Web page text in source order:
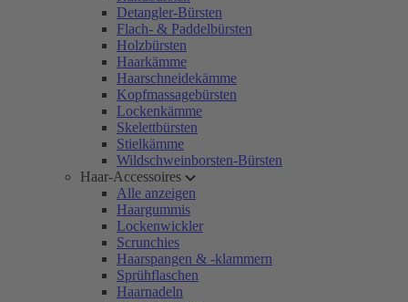
Detangler-Bürsten
Flach- & Paddelbürsten
Holzbürsten
Haarkämme
Haarschneidekämme
Kopfmassagebürsten
Lockenkämme
Skelettbürsten
Stielkämme
Wildschweinborsten-Bürsten
Haar-Accessoires
Alle anzeigen
Haargummis
Lockenwickler
Scrunchies
Haarspangen & -klammern
Sprühflaschen
Haarnadeln